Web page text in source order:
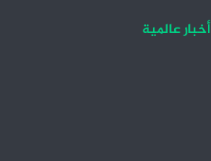
أخبار عالمية